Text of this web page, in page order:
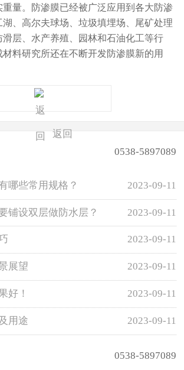
量。防渗膜已经被广泛应用到各大防渗
、高尔夫球场、垃圾填埋场、尾矿处理
层、水产养殖、园林和石油化工等行
料研究所还在不断开发防渗膜新的用
返回
0538-5897089
哪些常用规格？ 2023-09-11
铺设双层做防水层？ 2023-09-11
2023-09-11
展望 2023-09-11
好！ 2023-09-11
用途 2023-09-11
0538-5897089